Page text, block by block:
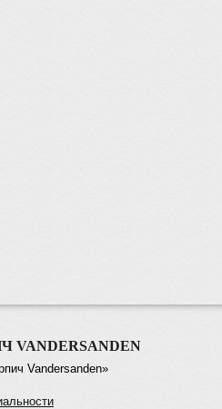
VANDERSANDEN
Vandersanden»